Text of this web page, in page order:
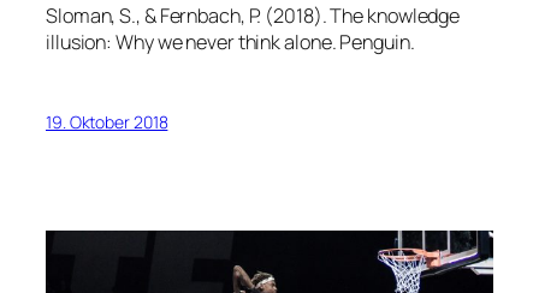
Sloman, S., & Fernbach, P. (2018). The knowledge
illusion: Why we never think alone. Penguin.
19. Oktober 2018